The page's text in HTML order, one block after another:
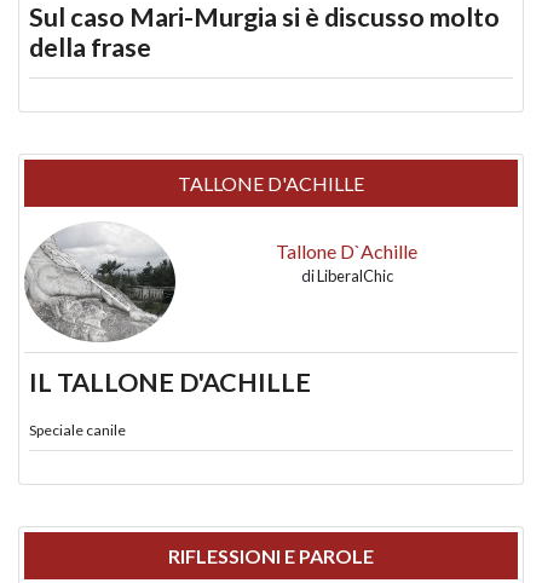
Sul caso Mari-Murgia si è discusso molto
della frase
TALLONE D'ACHILLE
Tallone D`Achille
diLiberalChic
IL TALLONE D'ACHILLE
Speciale canile
RIFLESSIONI E PAROLE